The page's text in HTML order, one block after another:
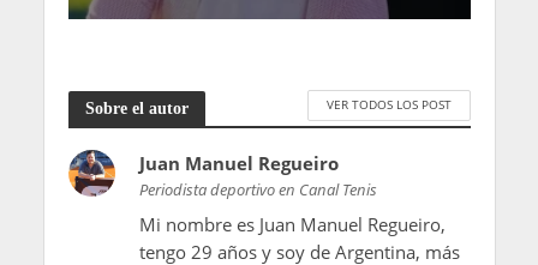
Sobre el autor VER TODOS LOS POST
Juan Manuel Regueiro
Periodista deportivo en Canal Tenis
Mi nombre es Juan Manuel Regueiro,
tengo 29 años y soy de Argentina, más